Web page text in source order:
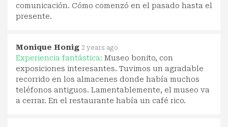
comunicación. Cómo comenzó en el pasado hasta el
presente.
Monique Honig 2 years ago
Experiencia fantástica: Museo bonito, con
exposiciones interesantes. Tuvimos un agradable
recorrido en los almacenes donde había muchos
teléfonos antiguos. Lamentablemente, el museo va
a cerrar. En el restaurante había un café rico.